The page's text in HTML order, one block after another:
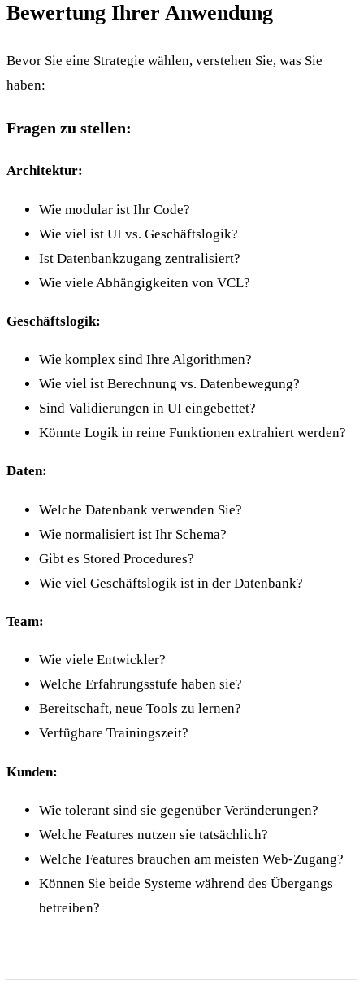
Bewertung Ihrer Anwendung
Bevor Sie eine Strategie wählen, verstehen Sie, was Sie
haben:
Fragen zu stellen:
Architektur:
Wie modular ist Ihr Code?
Wie viel ist UI vs. Geschäftslogik?
Ist Datenbankzugang zentralisiert?
Wie viele Abhängigkeiten von VCL?
Geschäftslogik:
Wie komplex sind Ihre Algorithmen?
Wie viel ist Berechnung vs. Datenbewegung?
Sind Validierungen in UI eingebettet?
Könnte Logik in reine Funktionen extrahiert werden?
Daten:
Welche Datenbank verwenden Sie?
Wie normalisiert ist Ihr Schema?
Gibt es Stored Procedures?
Wie viel Geschäftslogik ist in der Datenbank?
Team:
Wie viele Entwickler?
Welche Erfahrungsstufe haben sie?
Bereitschaft, neue Tools zu lernen?
Verfügbare Trainingszeit?
Kunden:
Wie tolerant sind sie gegenüber Veränderungen?
Welche Features nutzen sie tatsächlich?
Welche Features brauchen am meisten Web-Zugang?
Können Sie beide Systeme während des Übergangs
betreiben?